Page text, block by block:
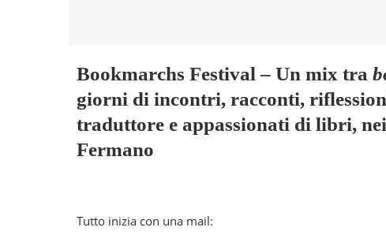
Bookmarchs Festival – Un mix tra
giorni di incontri, racconti,
traduttore e appassionati di libri,
Fermano
Tutto inizia con una mail: